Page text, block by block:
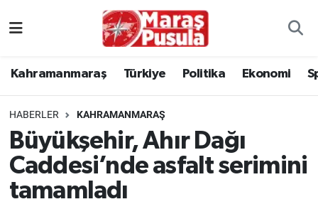
Kahramanmaraş Türkiye Politika Ekonomi
HABERLER KAHRAMANMARAŞ
Büyükşehir, Ahır Dağı
Caddesi’nde asfalt serimini
tamamladı
Politika
Ekonomi
İstanbul Namaz Vakitleri
İstanbul Trafik Yoğunluk Haritası
Süper Lig Puan Durumu ve Fikstür